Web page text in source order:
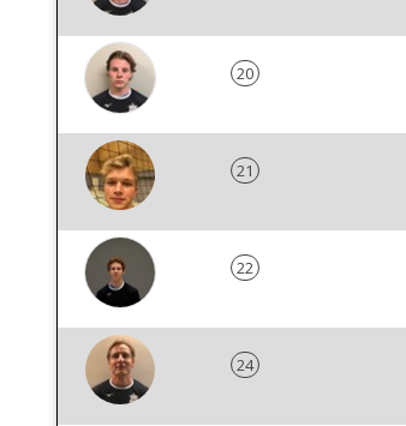
20
21
22
24